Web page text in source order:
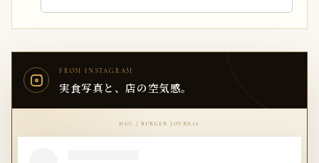
FROM INSTAGRAM
実食写真と、店の空気感。